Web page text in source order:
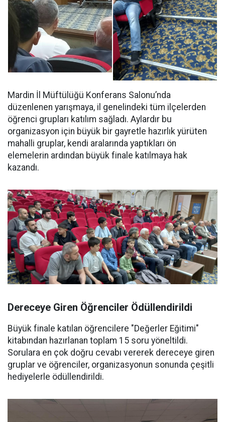
Mardin İl Müftülüğü Konferans Salonu’nda
düzenlenen yarışmaya, il genelindeki tüm ilçelerden
öğrenci grupları katılım sağladı. Aylardır bu
organizasyon için büyük bir gayretle hazırlık yürüten
mahalli gruplar, kendi aralarında yaptıkları ön
elemelerin ardından büyük finale katılmaya hak
kazandı.
Dereceye Giren Öğrenciler Ödüllendirildi
Büyük finale katılan öğrencilere "Değerler Eğitimi"
kitabından hazırlanan toplam 15 soru yöneltildi.
Sorulara en çok doğru cevabı vererek dereceye giren
gruplar ve öğrenciler, organizasyonun sonunda çeşitli
hediyelerle ödüllendirildi.